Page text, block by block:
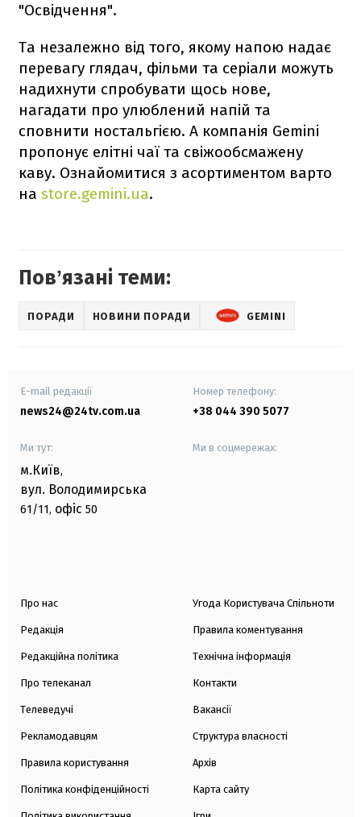
"Освідчення".
Та незалежно від того, якому напою надає
перевагу глядач, фільми та серіали можуть
надихнути спробувати щось нове,
нагадати про улюблений напій та
сповнити ностальгією. А компанія Gemini
пропонує елітні чаї та свіжообсмажену
каву. Ознайомитися з асортиментом варто
на store.gemini.ua.
Повʼязані теми:
ПОРАДИ НОВИНИ ПОРАДИ GEMINI
E-mail редакції
news24@24tv.com.ua
Номер телефону:
+38 044 390 5077
Ми тут:
м.Київ,
вул. Володимирська
61/11, офіс 50
Ми в соцмережах:
Про нас
Редакція
Редакційна політика
Про телеканал
Телеведучі
Рекламодавцям
Правила користування
Політика конфіденційності
Угода Користувача Спільноти
Правила коментування
Технічна інформація
Контакти
Вакансії
Структура власності
Архів
Карта сайту